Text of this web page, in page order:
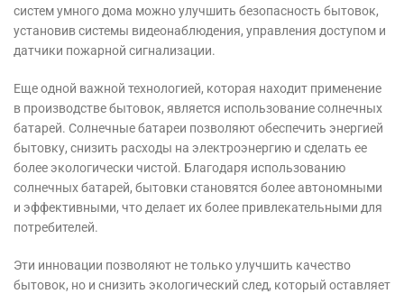
систем умного дома можно улучшить безопасность бытовок,
установив системы видеонаблюдения, управления доступом и
датчики пожарной сигнализации.
Еще одной важной технологией, которая находит применение
в производстве бытовок, является использование солнечных
батарей. Солнечные батареи позволяют обеспечить энергией
бытовку, снизить расходы на электроэнергию и сделать ее
более экологически чистой. Благодаря использованию
солнечных батарей, бытовки становятся более автономными
и эффективными, что делает их более привлекательными для
потребителей.
Эти инновации позволяют не только улучшить качество
бытовок, но и снизить экологический след, который оставляет